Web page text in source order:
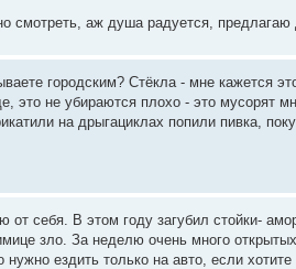
смотреть, аж душа радуется,
городским? Стёкла - мне кажется
это не убираются плохо - это мусорят
на дрыгациклах попили пивка,
от себя. В этом году загубил стойки-
зло. За неделю очень много
нужно ездить только на авто, если хотите